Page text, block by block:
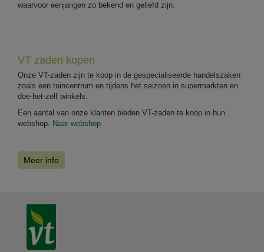
waarvoor eenjarigen zo bekend en geliefd zijn.
VT zaden kopen
Onze VT-zaden zijn te koop in de gespecialiseerde handelszaken
zoals een tuincentrum en tijdens het seizoen in supermarkten en
doe-het-zelf winkels.
Een aantal van onze klanten bieden VT-zaden te koop in hun
webshop. Naar webshop
Meer info